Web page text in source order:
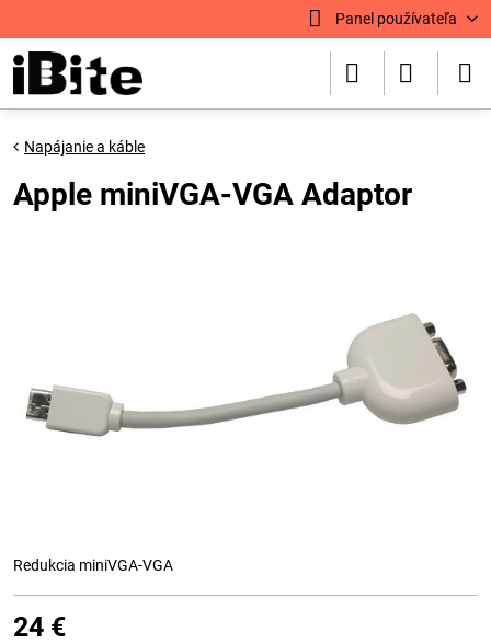
Panel používateľa
Napájanie a káble
Apple miniVGA-VGA Adaptor
Redukcia miniVGA-VGA
24 €